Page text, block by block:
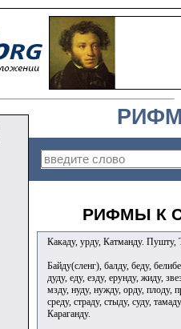
РИФМЫ К
Какаду, урду, Катманду. Пушту,
Байду(сленг), балду, беду,
дуду, еду, езду, ерунду, жиду,
мзду, нуду, нужду, орду, плоду,
среду, страду, стыду, суду,
Караганду.